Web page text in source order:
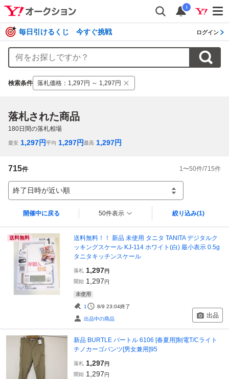
i
毎日引けるくじ 今すぐ挑戦 ログイン
検索条件 落札価格 ： 1,297円 ～ 1,297円
落札された商品
180日間の落札相場
最安 1,297円平均 1,297円最高 1,297円
715件 1〜50件/715件
終了日時が近い順
開催中に戻る 50件表示 絞り込み(1)
送料無料
送料無料！！ 新品 未使用 タニタ TANITA デジタルク
ッキングスケール KJ-114 ホワイト(白) 最小表示 0.5g
タニタキッチンスケール
落札 1,297円
開始 1,297円
未使用
1 8/9 23:04終了
出品中の商品 出品
新品 BURTLE バートル 6106 [春夏用]制電T/Cライト
チノカーゴパンツ[男女兼用]95
落札 1,297円
開始 1,297円